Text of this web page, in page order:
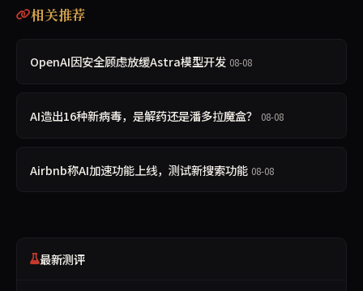
相关推荐
OpenAI因安全顾虑放缓Astra模型开发 08-08
AI造出16种新病毒，是解药还是潘多拉魔盒？ 08-08
Airbnb称AI加速功能上线，测试新搜索功能 08-08
最新测评